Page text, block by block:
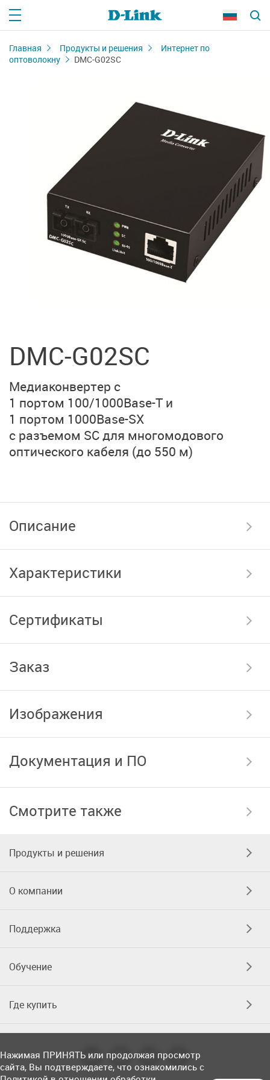
Главная Продукты и решения
Интернет по
оптоволокну
DMC-G02SC
DMC-G02SC
Медиаконвертер с
1 портом 100/1000Base-T и
1 портом 1000Base-SX
с разъемом SC для многомодового
оптического кабеля (до 550 м)
Описание
Характеристики
Сертификаты
Заказ
Изображения
Документация и ПО
Смотрите также
Продукты и решения
О компании
Поддержка
Обучение
Где купить
Нажимая ПРИНЯТЬ или продолжая просмотр
сайта, Вы подтверждаете, что ознакомились с